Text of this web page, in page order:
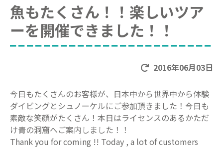
魚もたくさん！！楽しいツア
ーを開催できました！！
2016年06月03日
今日もたくさんのお客様が、日本中から世界中から体験
ダイビングとシュノーケルにご参加頂きました！今日も
素敵な笑顔がたくさん！本日はライセンスのあるかただ
け青の洞窟へご案内しました！！
Thank you for coming !! Today , a lot of customers